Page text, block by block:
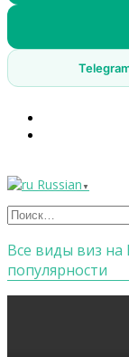
Russian ▼
Найти:
Все виды виз
популярности